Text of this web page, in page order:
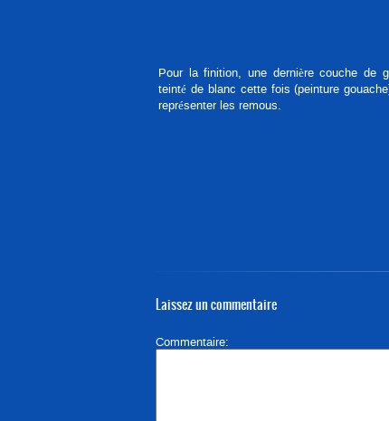
Pour la finition, une dernière couche de
teinté de blanc cette fois (peinture
représenter les remous.
Laissez un commentaire
Commentaire